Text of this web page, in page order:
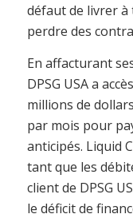
défaut de livrer à
perdre des
En affacturant
DPSG USA a
millions de
par mois pour
anticipés. Liquid
tant que les
client de DPSG
le déficit de